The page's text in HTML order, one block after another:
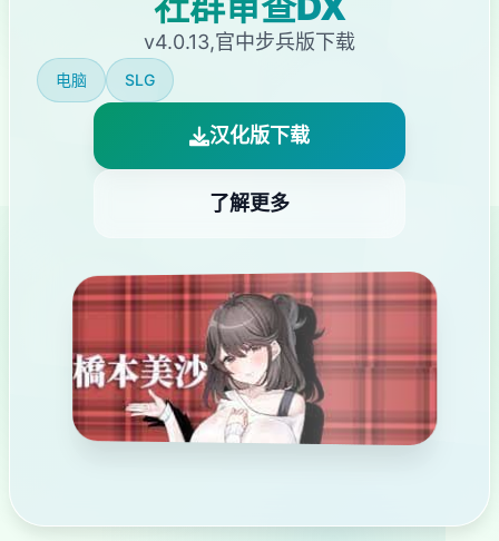
v4.0.13,官中步兵版下载
电脑 SLG
汉化版下载
了解更多